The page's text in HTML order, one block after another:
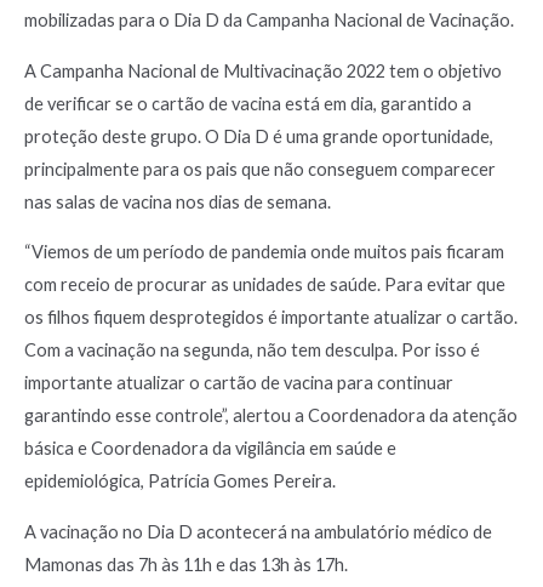
mobilizadas para o Dia D da Campanha Nacional de Vacinação.
A Campanha Nacional de Multivacinação 2022 tem o objetivo
de verificar se o cartão de vacina está em dia, garantido a
proteção deste grupo. O Dia D é uma grande oportunidade,
principalmente para os pais que não conseguem comparecer
nas salas de vacina nos dias de semana.
“Viemos de um período de pandemia onde muitos pais ficaram
com receio de procurar as unidades de saúde. Para evitar que
os filhos fiquem desprotegidos é importante atualizar o cartão.
Com a vacinação na segunda, não tem desculpa. Por isso é
importante atualizar o cartão de vacina para continuar
garantindo esse controle”, alertou a Coordenadora da atenção
básica e Coordenadora da vigilância em saúde e
epidemiológica, Patrícia Gomes Pereira.
A vacinação no Dia D acontecerá na ambulatório médico de
Mamonas das 7h às 11h e das 13h às 17h.